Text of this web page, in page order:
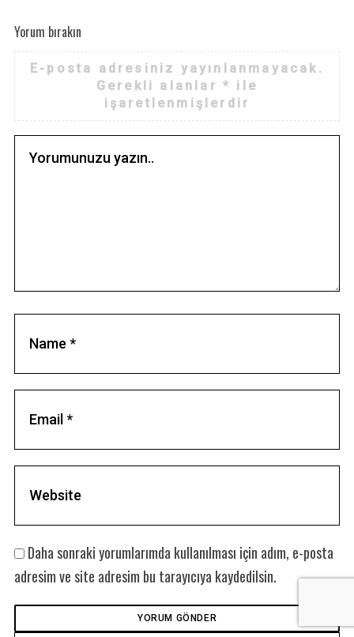
Yorum bırakın
E-posta adresiniz yayınlanmayacak.
Gerekli alanlar* ile
işaretlenmişlerdir
Daha sonraki yorumlarımda kullanılması için adım, e-posta
adresim ve site adresim bu tarayıcıya kaydedilsin.